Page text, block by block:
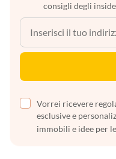
consigli degli
Vorrei ricevere
esclusive e
immobili e idee per